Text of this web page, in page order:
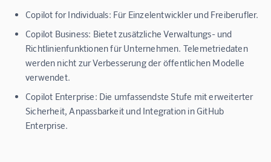
Copilot for Individuals: Für Einzelentwickler und Freiberufler.
Copilot Business: Bietet zusätzliche Verwaltungs- und
Richtlinienfunktionen für Unternehmen. Telemetriedaten
werden nicht zur Verbesserung der öffentlichen Modelle
verwendet.
Copilot Enterprise: Die umfassendste Stufe mit erweiterter
Sicherheit, Anpassbarkeit und Integration in GitHub
Enterprise.